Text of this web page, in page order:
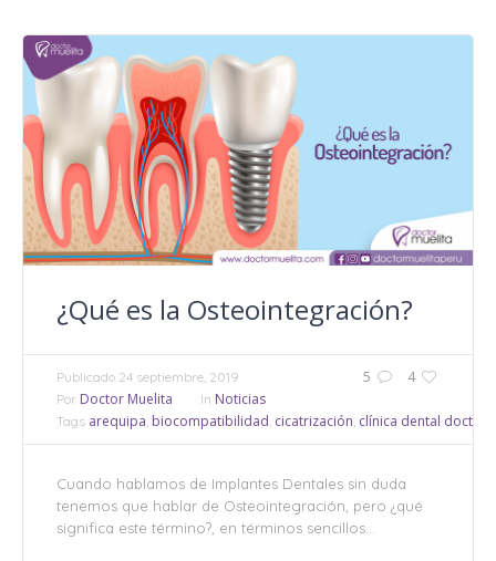
¿Qué es la Osteointegración?
5 4
Publicado 24 septiembre, 2019
Por Doctor Muelita In Noticias
Tags arequipa, biocompatibilidad, cicatrización, clínica dental doctor
Cuando hablamos de Implantes Dentales sin duda
tenemos que hablar de Osteointegración, pero ¿qué
significa este término?, en términos sencillos...